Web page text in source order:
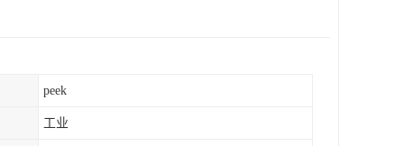
peek
工业